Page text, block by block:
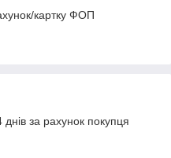
картку ФОП
за рахунок покупця